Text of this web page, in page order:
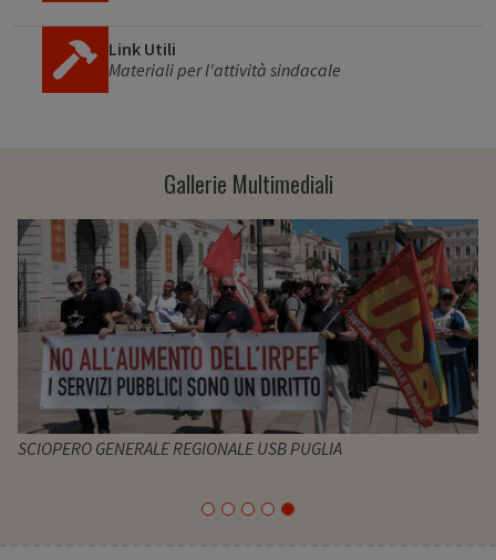
Link Utili
Materiali per l'attività sindacale
Gallerie Multimediali
SCIOPERO GENERALE REGIONALE USB PUGLIA